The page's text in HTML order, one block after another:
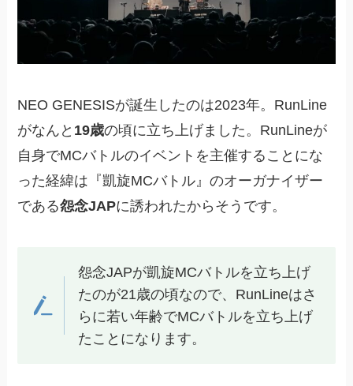
NEO GENESISが誕生したのは2023年。RunLine
がなんと 19歳の頃に立ち上げました。RunLineが
自身でMCバトルのイベントを主催することにな
った経緯は『凱旋MCバトル』のオーガナイザー
である怨念JAPに誘われたからそうです。
怨念JAPが凱旋MCバトルを立ち上げ
たのが21歳の頃なので、RunLineはさ
らに若い年齢でMCバトルを立ち上げ
たことになります。